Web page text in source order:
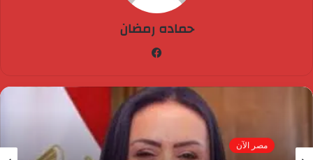
حماده رمضان
مصر الآن